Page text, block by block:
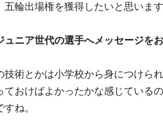
輪出場権を獲得したいと思います
ニア世代の選手へメッセージをお
術とかは小学校から身につけら
ておけばよかったかな感じている
ね。